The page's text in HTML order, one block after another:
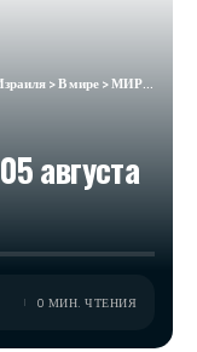
>В мире>МИРОВЫЕ НОВОСТИ – 05 августа 2024
августа
0 МИН. ЧТЕНИЯ